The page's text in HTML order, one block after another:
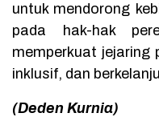
untuk mendorong
pada hak-hak
memperkuat jejaring
inklusif, dan
(Deden Kurnia)